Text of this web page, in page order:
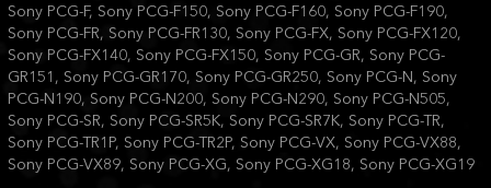
Sony PCG-F, Sony PCG-F150, Sony PCG-F160, Sony PCG-F190,
Sony PCG-FR, Sony PCG-FR130, Sony PCG-FX, Sony PCG-FX120,
Sony PCG-FX140, Sony PCG-FX150, Sony PCG-GR, Sony PCG-
GR151, Sony PCG-GR170, Sony PCG-GR250, Sony PCG-N, Sony
PCG-N190, Sony PCG-N200, Sony PCG-N290, Sony PCG-N505,
Sony PCG-SR, Sony PCG-SR5K, Sony PCG-SR7K, Sony PCG-TR,
Sony PCG-TR1Р, Sony PCG-TR2Р, Sony PCG-VX, Sony PCG-VX88,
Sony PCG-VX89, Sony PCG-XG, Sony PCG-XG18, Sony PCG-XG19